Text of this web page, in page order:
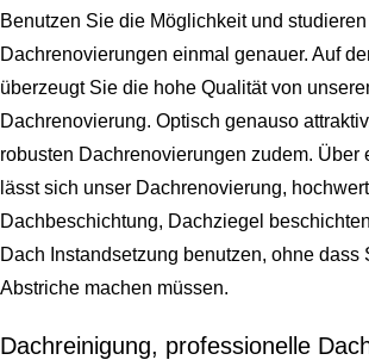
Benutzen Sie die Möglichkeit und
Dachrenovierungen einmal genauer. Auf
überzeugt Sie die hohe Qualität von
Dachrenovierung. Optisch genauso
robusten Dachrenovierungen zudem. Über
lässt sich unser Dachrenovierung,
Dachbeschichtung, Dachziegel
Dach Instandsetzung benutzen, ohne dass
Abstriche machen müssen.
Dachreinigung, professionelle